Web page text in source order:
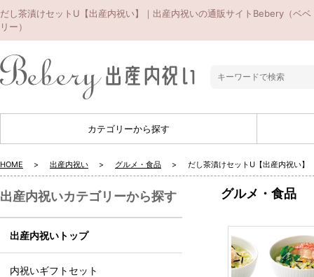
だし茶漬けセットU【出産内祝い】｜出産内祝いの通販サイトBebery（ベベ
リー）
カテゴリーから探す
HOME 出産内祝い グルメ・食品 だし茶漬けセットU【出産内祝い】
グルメ・食品
出産内祝いカテゴリーから探す
出産内祝いトップ
内祝いギフトセット